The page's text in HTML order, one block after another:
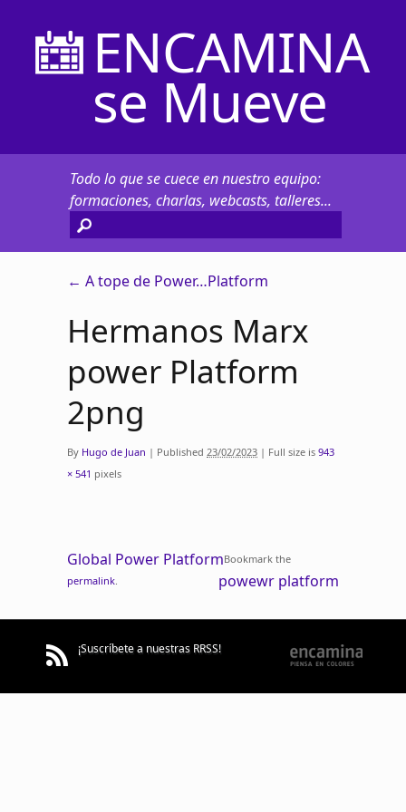
ENCAMINA
se Mueve
Todo lo que se cuece en nuestro equipo:
formaciones, charlas, webcasts, talleres...
← A tope de Power…Platform
Hermanos Marx
power Platform
2png
By Hugo de Juan | Published 23/02/2023 | Full size is 943
× 541 pixels
Global Power Platform
powewr platform
Bookmark the
permalink
¡Suscríbete a nuestras RRSS!